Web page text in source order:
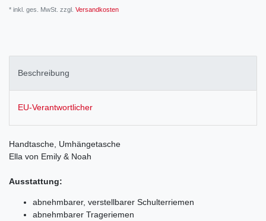
* inkl. ges. MwSt. zzgl. Versandkosten
Beschreibung
EU-Verantwortlicher
Handtasche, Umhängetasche
Ella von Emily & Noah
Ausstattung:
abnehmbarer, verstellbarer Schulterriemen
abnehmbarer Trageriemen